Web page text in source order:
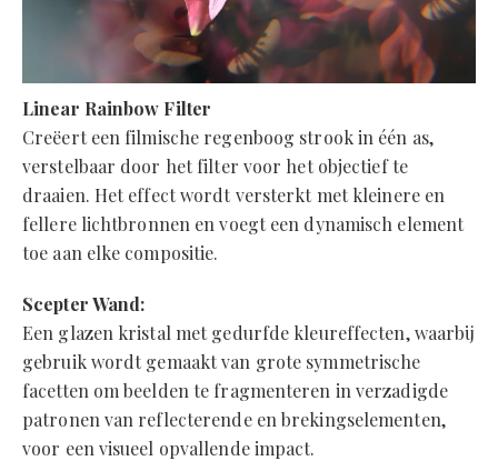
Linear Rainbow Filter
Creëert een filmische regenboog strook in één as,
verstelbaar door het filter voor het objectief te
draaien. Het effect wordt versterkt met kleinere en
fellere lichtbronnen en voegt een dynamisch element
toe aan elke compositie.
Scepter Wand:
Een glazen kristal met gedurfde kleureffecten, waarbij
gebruik wordt gemaakt van grote symmetrische
facetten om beelden te fragmenteren in verzadigde
patronen van reflecterende en brekingselementen,
voor een visueel opvallende impact.